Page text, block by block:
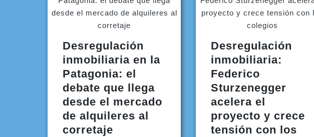
Desregulación
inmobiliaria en la
Patagonia: el
debate que llega
desde el mercado
de alquileres al
corretaje
Desregulación
inmobiliaria:
Federico
Sturzenegger
acelera el
proyecto y crece
tensión con los